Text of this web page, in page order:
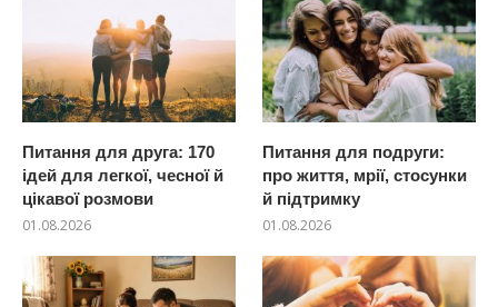
Питання для друга: 170
ідей для легкої, чесної й
цікавої розмови
01.08.2026
Питання для подруги:
про життя, мрії, стосунки
й підтримку
01.08.2026